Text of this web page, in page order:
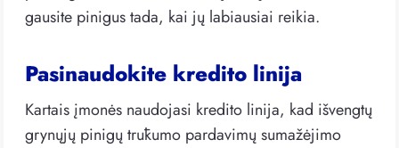
gausite pinigus tada, kai jų labiausiai reikia.
Pasinaudokite kredito linija
Kartais įmonės naudojasi kredito linija, kad išvengtų
grynųjų pinigų trūkumo pardavimų sumažėjimo